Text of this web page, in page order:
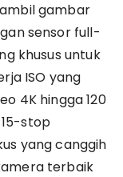
gambar
sensor full-
khusus untuk
ISO yang
4K hingga 120
stop
yang canggih
terbaik